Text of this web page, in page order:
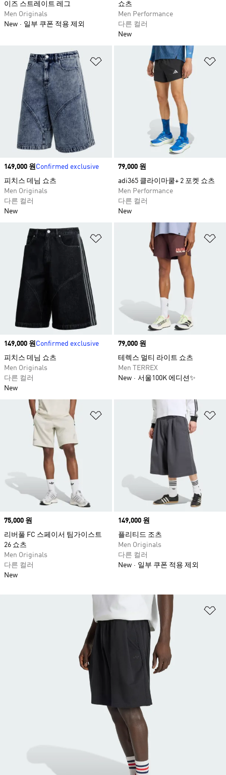
이즈 스트레이트 레그
Men Originals
New
일부 쿠폰 적용 제외
쇼츠
Men Performance
다른 컬러
New
위시리스트 담기
Price
149,000 원Confirmed exclusive
피치스 데님 쇼츠​
Men Originals
다른 컬러
New
Price
79,000 원
adi365 클라이마쿨+ 2 포켓 쇼츠
Men Performance
다른 컬러
New
위시리스트 담기
Price
149,000 원Confirmed exclusive
피치스 데님 쇼츠​
Men Originals
다른 컬러
New
Price
79,000 원
테렉스 멀티 라이트 쇼츠
Men TERREX
New
서울100K 에디션✨
위시리스트 담기
Price
75,000 원
리버풀 FC 스페이서 팀가이스트
26 쇼츠
Men Originals
다른 컬러
New
Price
149,000 원
플리티드 조츠
Men Originals
다른 컬러
New
일부 쿠폰 적용 제외